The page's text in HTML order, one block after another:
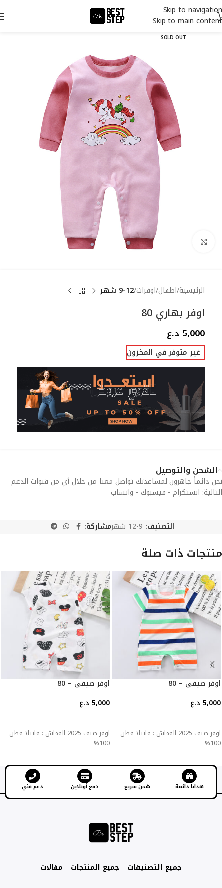
Skip to navigation
Skip to main content
SOLD OUT
Click to enlarge
الرئيسية اطفال اوفرات 9-12 شهر
اوفر بهاري 80
5,000 د.ع
غير متوفر في المخزون
الشحن والتوصيل
نحن دائماً جاهزون لمساعدتك تواصل معنا من خلال أي من قنوات الدعم
التالية: انستكرام - فيسبوك - واتساب
التصنيف: 9-12 شهر مشاركة:
منتجات ذات صلة
اوفر صيفي – 80
5,000 د.ع
اوفر صيف 2025 القماش : فانيلا قطن
100%
اوفر صيفي – 80
5,000 د.ع
اوفر صيف 2025 القماش : فانيلا قطن
100%
هدايا دائمة شحن سريع دفع أونلاين دعم فني
جميع التصنيفات جميع المنتجات مقالات